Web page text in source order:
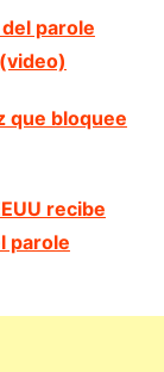
parole
que bloquee
recibe
parole